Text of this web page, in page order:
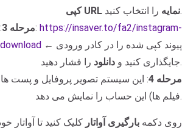
کپی URL نمایهرا انتخاب کنید.
مرحله 3: به وب سایت بروید: https://insaver.to/fa2/instagram-
← پیوند کپی شده را در کادر ورودی
جایگذاری کنید و دانلود
را فشار دهید.
مرحله 4
: این سیستم تصویر پروفایل و پست
فیلم ها) این حساب را نمایش می دهد.
روی دکمه بارگیری آواتار کلیک کنید تا آواتار